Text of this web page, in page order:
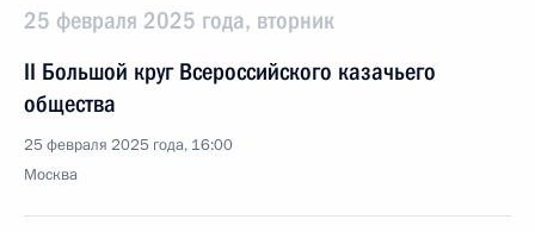
25 февраля 2025 года, вторник
II Большой круг Всероссийского казачьего
общества
25 февраля 2025 года, 16:00
Москва